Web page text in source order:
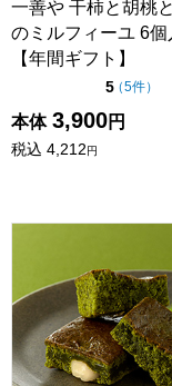
一善や 干柿と胡桃
のミルフィーユ 6個
【年間ギフト】
5点（5点
（5件の評
）
本体 3,900円
税込 4,212円